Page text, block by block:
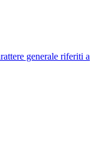
generale riferiti a